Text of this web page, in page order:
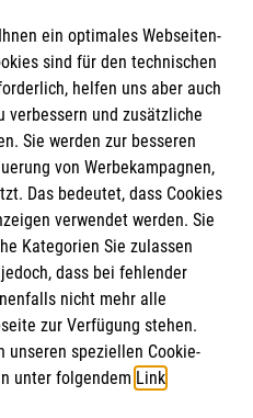
e.V.
120 120 0001 2
ein optimales Webseiten-
sind für den technischen
helfen uns aber auch
verbessern und zusätzliche
Sie werden zur besseren
von Werbekampagnen,
Das bedeutet, dass Cookies
verwendet werden. Sie
Kategorien Sie zulassen
dass bei fehlender
nicht mehr alle
zur Verfügung stehen.
unseren speziellen Cookie-
unter folgendem Link.